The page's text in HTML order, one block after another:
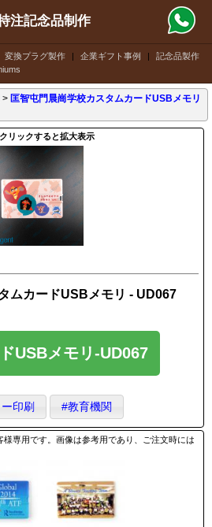
変換プラグ製作 | 企業ギフト事例 |
記念品製作
注記念品制作
> 匡智屯門晨崗学校カスタムカードUSBメモリ
リックすると拡大表示
ムカードUSBメモリ - UD067
USBメモリ-UD067
印刷 #教育機関
様専用です。画像は参考用であり、ご注文時には